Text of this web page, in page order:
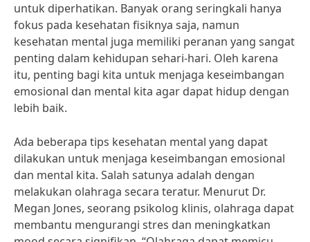
untuk diperhatikan. Banyak orang seringkali hanya
fokus pada kesehatan fisiknya saja, namun
kesehatan mental juga memiliki peranan yang sangat
penting dalam kehidupan sehari-hari. Oleh karena
itu, penting bagi kita untuk menjaga keseimbangan
emosional dan mental kita agar dapat hidup dengan
lebih baik.
Ada beberapa tips kesehatan mental yang dapat
dilakukan untuk menjaga keseimbangan emosional
dan mental kita. Salah satunya adalah dengan
melakukan olahraga secara teratur. Menurut Dr.
Megan Jones, seorang psikolog klinis, olahraga dapat
membantu mengurangi stres dan meningkatkan